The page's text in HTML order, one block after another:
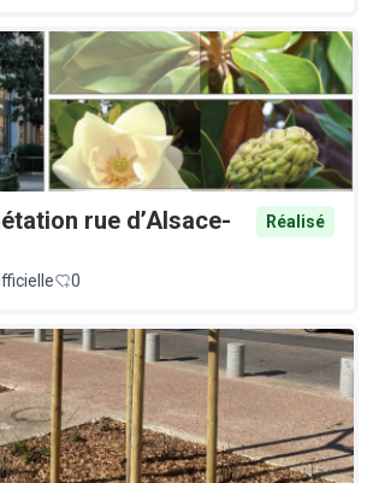
rue d’Alsace-
Réalisé
0